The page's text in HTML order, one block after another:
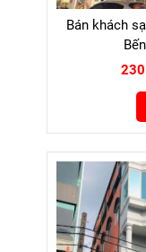
Bán khách